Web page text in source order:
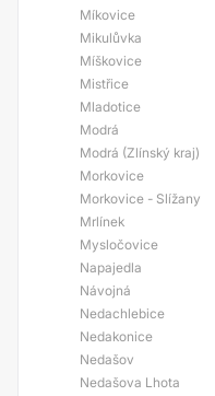
Míkovice
Mikulůvka
Míškovice
Mistřice
Mladotice
Modrá
Modrá (Zlínský kraj)
Morkovice
Morkovice - Slížany
Mrlínek
Mysločovice
Napajedla
Návojná
Nedachlebice
Nedakonice
Nedašov
Nedašova Lhota